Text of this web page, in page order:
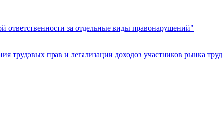
ответственности за отдельные виды правонарушений"
трудовых прав и легализации доходов участников рынка